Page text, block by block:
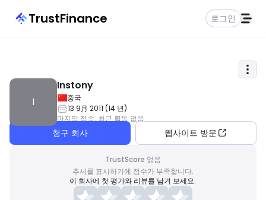
TrustFinance 로그인
I
Instony
중국
13 9月 2011 (14 년)
마지막 접속: 최근 활동 없음
청구 회사 웹사이트 방문
TrustScore 없음
추세를 표시하기에 점수가 부족합니다.
이 회사에 첫 평가와 리뷰를 남겨 보세요.